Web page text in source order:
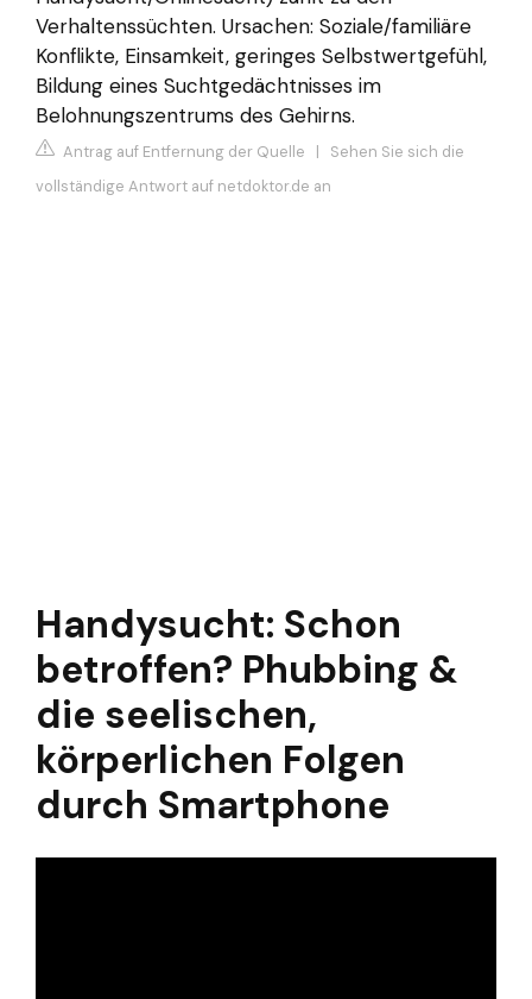
Verhaltenssüchten. Ursachen: Soziale/familiäre
Konflikte, Einsamkeit, geringes Selbstwertgefühl,
Bildung eines Suchtgedächtnisses im
Belohnungszentrums des Gehirns.
Antrag auf Entfernung der Quelle | Sehen Sie sich die
vollständige Antwort auf netdoktor.de an
Handysucht: Schon
betroffen? Phubbing &
die seelischen,
körperlichen Folgen
durch Smartphone